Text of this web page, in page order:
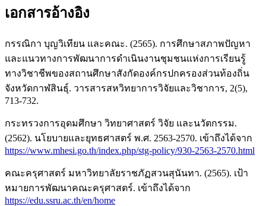
เอกสารอ้างอิง
กรรณิกา บุญวิเทียน และคณะ. (2565). การศึกษาสภาพปัญหา
และแนวทางการพัฒนาการดำเนินงานชุมชนแห่งการเรียนรู้
ทางวิชาชีพของสถานศึกษาสังกัดองค์กรปกครองส่วนท้องถิ่น
จังหวัดกาฬสินธุ์. วารสารสหวิทยาการวิจัยและวิชาการ, 2(5),
713-732.
กระทรวงการอุดมศึกษา วิทยาศาสตร์ วิจัย และนวัตกรรม.
(2562). นโยบายและยุทธศาสตร์ พ.ศ. 2563-2570. เข้าถึงได้จาก
https://www.mhesi.go.th/index.php/stg-policy/930-2563-2570.html
คณะครุศาสตร์ มหาวิทยาลัยราชภัฏสวนสุนันทา. (2565). เป้า
หมายการพัฒนาคณะครุศาสตร์. เข้าถึงได้จาก
https://edu.ssru.ac.th/en/home